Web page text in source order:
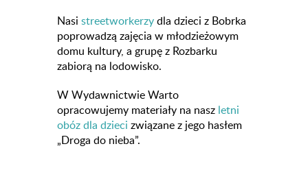
Nasistreetworkerzydla dzieci z Bobrka
poprowadzą zajęcia w młodzieżowym
domu kultury, a grupę z Rozbarku
zabiorą na lodowisko.
W Wydawnictwie Warto
opracowujemy materiały na nasz letni
obóz dla dzieci związane z jego hasłem
„Droga do nieba”.